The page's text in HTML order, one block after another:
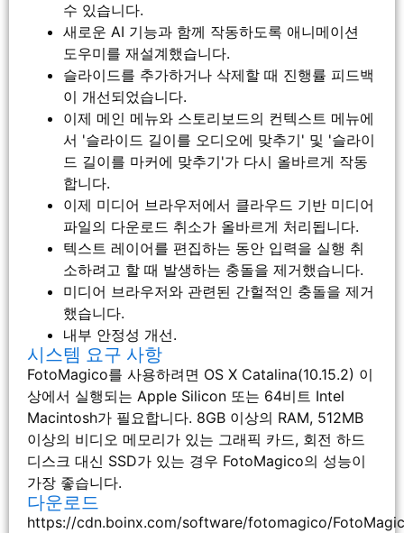
수 있습니다.
새로운 AI 기능과 함께 작동하도록 애니메이션
도우미를 재설계했습니다.
슬라이드를 추가하거나 삭제할 때 진행률 피드백
이 개선되었습니다.
이제 메인 메뉴와 스토리보드의 컨텍스트 메뉴에
서 '슬라이드 길이를 오디오에 맞추기' 및 '슬라이
드 길이를 마커에 맞추기'가 다시 올바르게 작동
합니다.
이제 미디어 브라우저에서 클라우드 기반 미디어
파일의 다운로드 취소가 올바르게 처리됩니다.
텍스트 레이어를 편집하는 동안 입력을 실행 취
소하려고 할 때 발생하는 충돌을 제거했습니다.
미디어 브라우저와 관련된 간헐적인 충돌을 제거
했습니다.
내부 안정성 개선.
시스템 요구 사항
FotoMagico를 사용하려면 OS X Catalina(10.15.2) 이
상에서 실행되는 Apple Silicon 또는 64비트 Intel
Macintosh가 필요합니다. 8GB 이상의 RAM, 512MB
이상의 비디오 메모리가 있는 그래픽 카드, 회전 하드
디스크 대신 SSD가 있는 경우 FotoMagico의 성능이
가장 좋습니다.
다운로드
https://cdn.boinx.com/software/fotomagico/